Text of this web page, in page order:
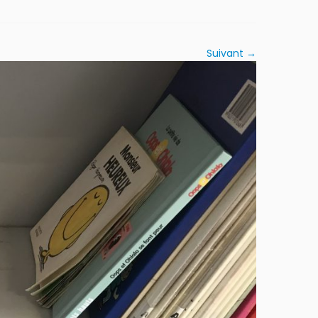
Suivant →